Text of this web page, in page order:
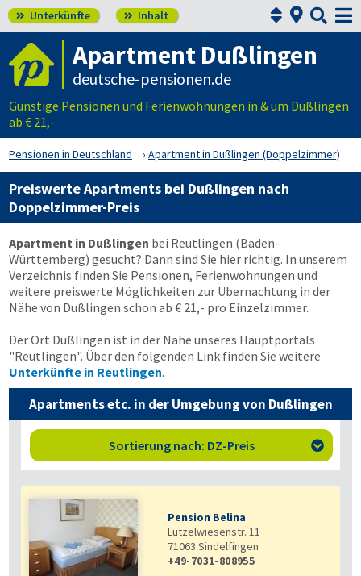
 Unterkünfte  Inhalt  

Apartment Dußlingen
deutsche-pensionen.de
Günstige Pensionen und Ferienwohnungen in & um Dußlingen
ab € 21,-
Pensionen in Deutschland Apartment in Dußlingen (Doppelzimmer)
Preiswerte Apartments bei Dußlingen nach
Doppelzimmer-Preis
Apartment in Dußlingen bei Reutlingen (Baden-
Württemberg) gesucht? Dann sind Sie hier richtig. In unserem
Verzeichnis finden Sie Pensionen, Ferienwohnungen und
weitere preiswerte Möglichkeiten zur Übernachtung in der
Nähe von Dußlingen schon ab € 21,- pro Einzelzimmer.
Der Ort Dußlingen ist in der Nähe unseres Hauptportals
"Reutlingen". Über den folgenden Link finden Sie weitere
Unterkünfte in Reutlingen.
Apartments etc. in der Umgebung von Dußlingen
Sortierung nach: DZ-Preis 
Pension Belina
Lützelwiesenstr. 11
71063 Sindelfingen
+49-7031-808955